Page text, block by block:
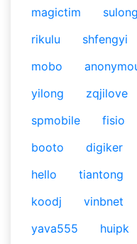
magictim
sulong
rikulu
shfengyi
mobo
yilong
zqjilove
spmobile
fisio
booto
digiker
hello
tiantong
koodj
vinbnet
yava555
huipk